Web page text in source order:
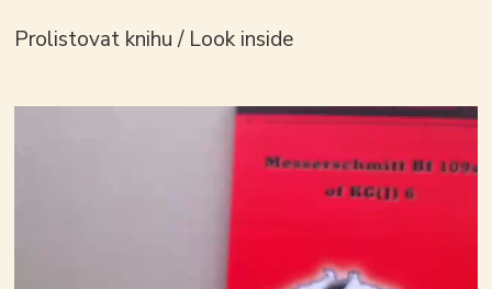
Prolistovat knihu / Look inside